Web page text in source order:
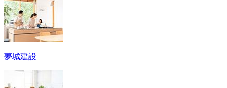
夢城建設